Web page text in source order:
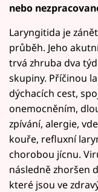
nebo
Laryngitida je
průběh. Jeho
trvá zhruba dva
skupiny. Příčinou
dýchacích cest,
onemocněním,
zpívání, alergie,
kouře, refluxní
chorobou jícnu.
následně zhoršen
které jsou ve